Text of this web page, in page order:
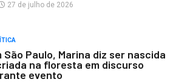
27 de julho de 2026
São Paulo, Marina diz ser nascida
na floresta em discurso
evento